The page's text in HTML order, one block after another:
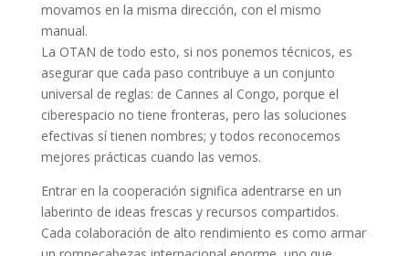
movamos en la misma dirección, con el mismo
manual.
La OTAN de todo esto, si nos ponemos técnicos, es
asegurar que cada paso contribuye a un conjunto
universal de reglas: de Cannes al Congo, porque el
ciberespacio no tiene fronteras, pero las soluciones
efectivas sí tienen nombres; y todos reconocemos
mejores prácticas cuando las vemos.
Entrar en la cooperación significa adentrarse en un
laberinto de ideas frescas y recursos compartidos.
Cada colaboración de alto rendimiento es como armar